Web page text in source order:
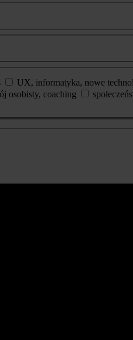
UX, informatyka, nowe
osobisty, coaching